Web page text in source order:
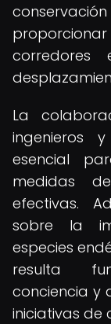
corredores
La
ingenieros
esencial
medidas
efectivas.
sobre la
especies
resulta
conciencia y
iniciativas de